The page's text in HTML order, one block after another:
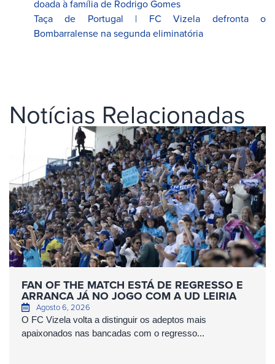
doada à família de Rodrigo Gomes
Taça de Portugal | FC Vizela defronta o
Bombarralense na segunda eliminatória
Notícias Relacionadas
FAN OF THE MATCH ESTÁ DE REGRESSO E
ARRANCA JÁ NO JOGO COM A UD LEIRIA
Agosto 6, 2026
O FC Vizela volta a distinguir os adeptos mais
apaixonados nas bancadas com o regresso...